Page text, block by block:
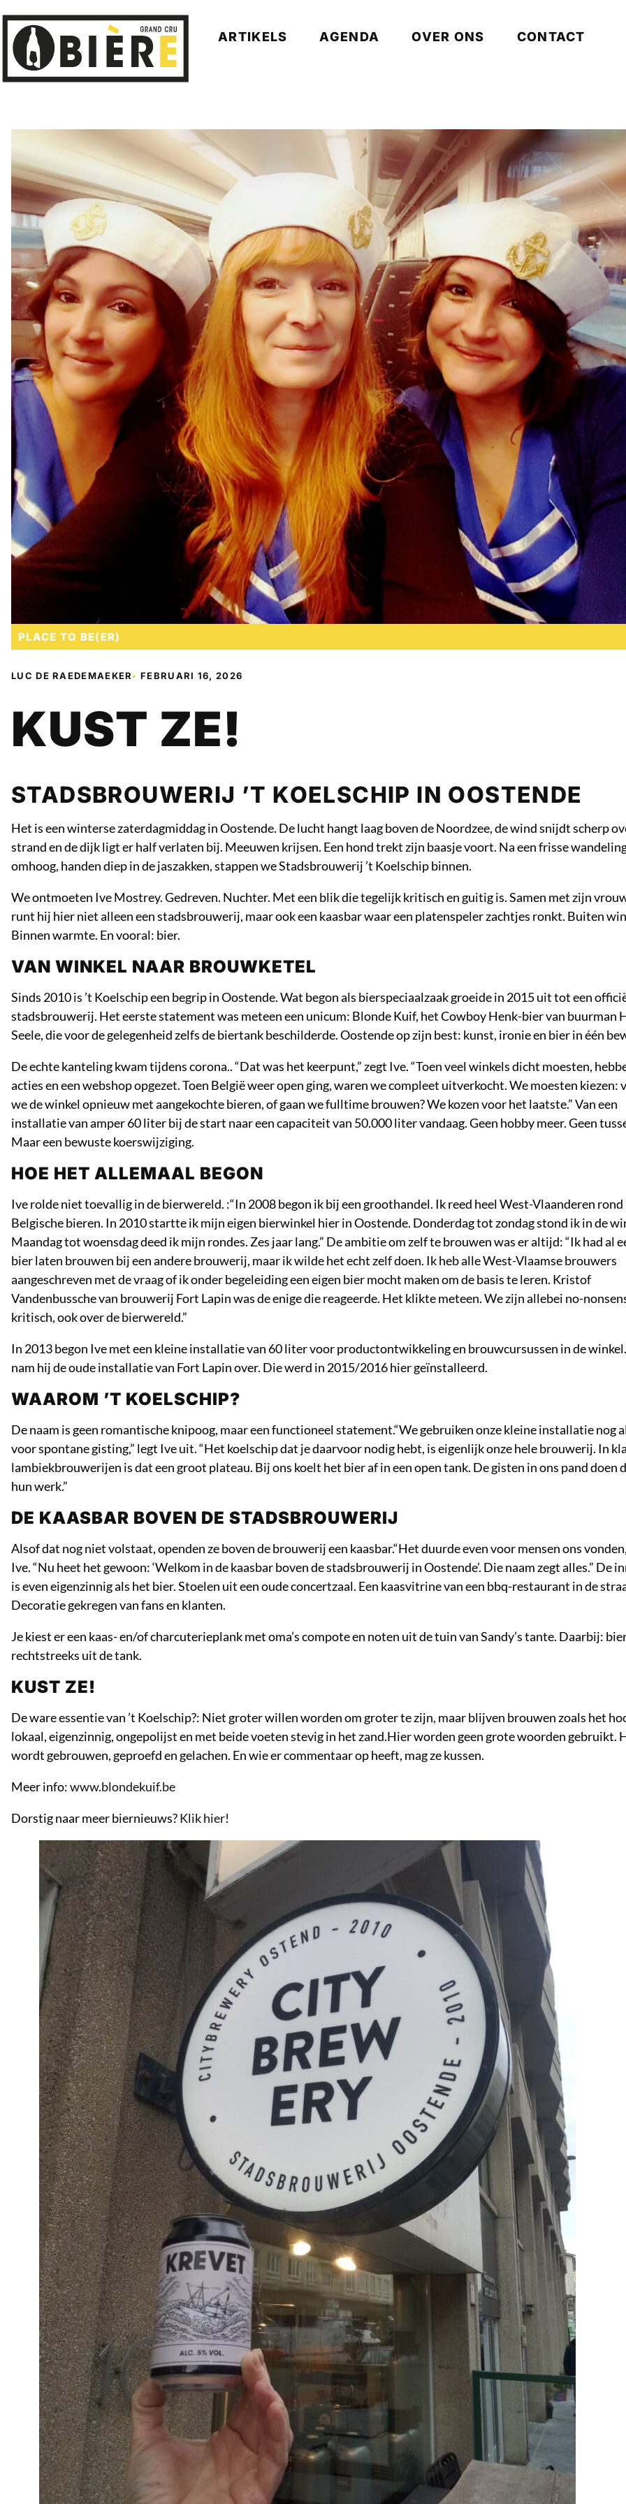
ARTIKELS AGENDA OVER ONS CONTACT
PLACE TO BE(ER)
LUC DE RAEDEMAEKER•FEBRUARI 16, 2026
KUST ZE!
STADSBROUWERIJ ’T KOELSCHIP IN OOSTENDE
Het is een winterse zaterdagmiddag in Oostende. De lucht hangt laag boven de Noordzee, de wind snijdt scherp
strand en de dijk ligt er half verlaten bij. Meeuwen krijsen. Een hond trekt zijn baasje voort. Na een frisse
omhoog, handen diep in de jaszakken, stappen we Stadsbrouwerij ’t Koelschip binnen.
We ontmoeten Ive Mostrey. Gedreven. Nuchter. Met een blik die tegelijk kritisch en guitig is. Samen met zijn
runt hij hier niet alleen een stadsbrouwerij, maar ook een kaasbar waar een platenspeler zachtjes ronkt. Buiten
Binnen warmte. En vooral: bier.
VAN WINKEL NAAR BROUWKETEL
Sinds 2010 is ’t Koelschip een begrip in Oostende. Wat begon als bierspeciaalzaak groeide in 2015 uit tot een
stadsbrouwerij. Het eerste statement was meteen een unicum: Blonde Kuif, het Cowboy Henk-bier van buurman
Seele, die voor de gelegenheid zelfs de biertank beschilderde. Oostende op zijn best: kunst, ironie en bier in één
De echte kanteling kwam tijdens corona.. “Dat was het keerpunt,” zegt Ive. “Toen veel winkels dicht moesten,
acties en een webshop opgezet. Toen België weer open ging, waren we compleet uitverkocht. We moesten kiezen:
we de winkel opnieuw met aangekochte bieren, of gaan we fulltime brouwen? We kozen voor het laatste.” Van een
installatie van amper 60 liter bij de start naar een capaciteit van 50.000 liter vandaag. Geen hobby meer. Geen
Maar een bewuste koerswijziging.
HOE HET ALLEMAAL BEGON
Ive rolde niet toevallig in de bierwereld. :“In 2008 begon ik bij een groothandel. Ik reed heel West-Vlaanderen rond
Belgische bieren. In 2010 startte ik mijn eigen bierwinkel hier in Oostende. Donderdag tot zondag stond ik in de
Maandag tot woensdag deed ik mijn rondes. Zes jaar lang.” De ambitie om zelf te brouwen was er altijd: “Ik had al
bier laten brouwen bij een andere brouwerij, maar ik wilde het echt zelf doen. Ik heb alle West-Vlaamse brouwers
aangeschreven met de vraag of ik onder begeleiding een eigen bier mocht maken om de basis te leren. Kristof
Vandenbussche van brouwerij Fort Lapin was de enige die reageerde. Het klikte meteen. We zijn allebei no-
kritisch, ook over de bierwereld.”
In 2013 begon Ive met een kleine installatie van 60 liter voor productontwikkeling en brouwcursussen in de
nam hij de oude installatie van Fort Lapin over. Die werd in 2015/2016 hier geïnstalleerd.
WAAROM ’T KOELSCHIP?
De naam is geen romantische knipoog, maar een functioneel statement.“We gebruiken onze kleine installatie nog
voor spontane gisting,” legt Ive uit. “Het koelschip dat je daarvoor nodig hebt, is eigenlijk onze hele brouwerij. In
lambiekbrouwerijen is dat een groot plateau. Bij ons koelt het bier af in een open tank. De gisten in ons pand doen
hun werk.”
DE KAASBAR BOVEN DE STADSBROUWERIJ
Alsof dat nog niet volstaat, openden ze boven de brouwerij een kaasbar.“Het duurde even voor mensen ons
Ive. “Nu heet het gewoon: ‘Welkom in de kaasbar boven de stadsbrouwerij in Oostende’. Die naam zegt alles.” De
is even eigenzinnig als het bier. Stoelen uit een oude concertzaal. Een kaasvitrine van een bbq-restaurant in de
Decoratie gekregen van fans en klanten.
Je kiest er een kaas- en/of charcuterieplank met oma’s compote en noten uit de tuin van Sandy’s tante. Daarbij:
rechtstreeks uit de tank.
KUST ZE!
De ware essentie van ’t Koelschip?: Niet groter willen worden om groter te zijn, maar blijven brouwen zoals het
lokaal, eigenzinnig, ongepolijst en met beide voeten stevig in het zand.Hier worden geen grote woorden gebruikt.
wordt gebrouwen, geproefd en gelachen. En wie er commentaar op heeft, mag ze kussen.
Meer info:www.blondekuif.be
Dorstig naar meer biernieuws?Klik hier!